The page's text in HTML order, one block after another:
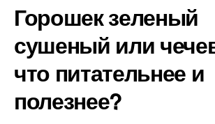
Горошек зеленый
сушеный или
что питательнее и
полезнее?